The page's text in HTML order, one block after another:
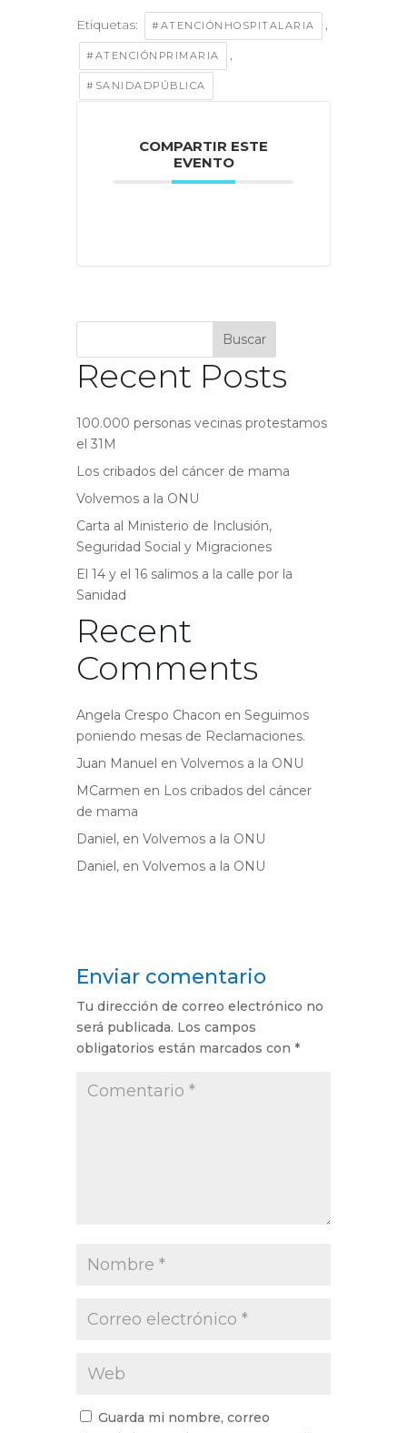
Etiquetas: #ATENCIÓNHOSPITALARIA ,
#ATENCIÓNPRIMARIA ,
#SANIDADPÚBLICA
COMPARTIR ESTE
EVENTO
Buscar
Recent Posts
100.000 personas vecinas protestamos
el 31M
Los cribados del cáncer de mama
Volvemos a la ONU
Carta al Ministerio de Inclusión,
Seguridad Social y Migraciones
El 14 y el 16 salimos a la calle por la
Sanidad
Recent
Comments
Angela Crespo Chacon en Seguimos
poniendo mesas de Reclamaciones.
Juan Manuel en Volvemos a la ONU
MCarmen en Los cribados del cáncer
de mama
Daniel, en Volvemos a la ONU
Daniel, en Volvemos a la ONU
Enviar comentario
Tu dirección de correo electrónico no
será publicada. Los campos
obligatorios están marcados con *
Guarda mi nombre, correo